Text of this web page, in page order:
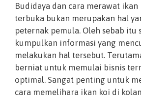
Budidaya dan cara merawat
terbuka bukan merupakan hal
peternak pemula. Oleh sebab itu
kumpulkan informasi yang
melakukan hal tersebut.
berniat untuk memulai bisnis
optimal. Sangat penting untuk
cara memelihara ikan koi di